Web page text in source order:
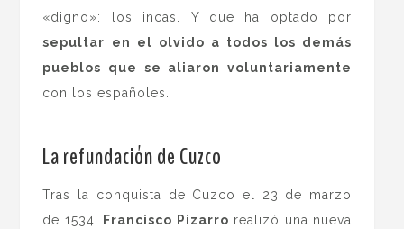
«digno»: los incas. Y que ha optado por
sepultar en el olvido a todos los demás
pueblos que se aliaron voluntariamente
con los españoles.
La refundación de Cuzco
Tras la conquista de Cuzco el 23 de marzo
de 1534,
Francisco Pizarro realizó una nueva